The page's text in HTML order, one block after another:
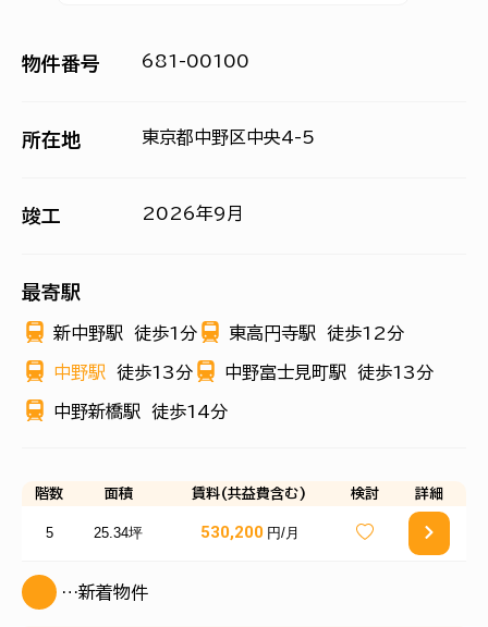
物件番号 681-00100
所在地 東京都中野区中央4-5
竣工 2026年9月
最寄駅
新中野駅 徒歩1分 東高円寺駅 徒歩12分
中野駅 徒歩13分 中野富士見町駅 徒歩13分
中野新橋駅 徒歩14分
階数 面積 賃料(共益費含む) 検討 詳細
5 25.34坪 530,200 円/月
…新着物件